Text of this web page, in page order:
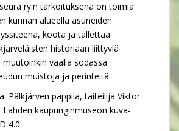
ry:n tarkoituksena on toimia
kunnan alueella asuneiden
koota ja tallettaa
historiaan liittyviä
vaalia sodassa
muistoja ja perinteitä.
Pälkjärven pappila, taiteilija Viktor
Lahden kaupunginmuseon kuva-
4.0.